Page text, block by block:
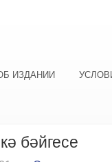
ИЗДАНИИ
бәйгесе